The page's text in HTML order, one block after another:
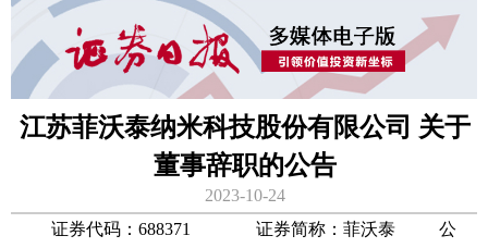
江苏菲沃泰纳米科技股份有限公司 关于
董事辞职的公告
2023-10-24
证券代码：688371 证券简称：菲沃泰 公